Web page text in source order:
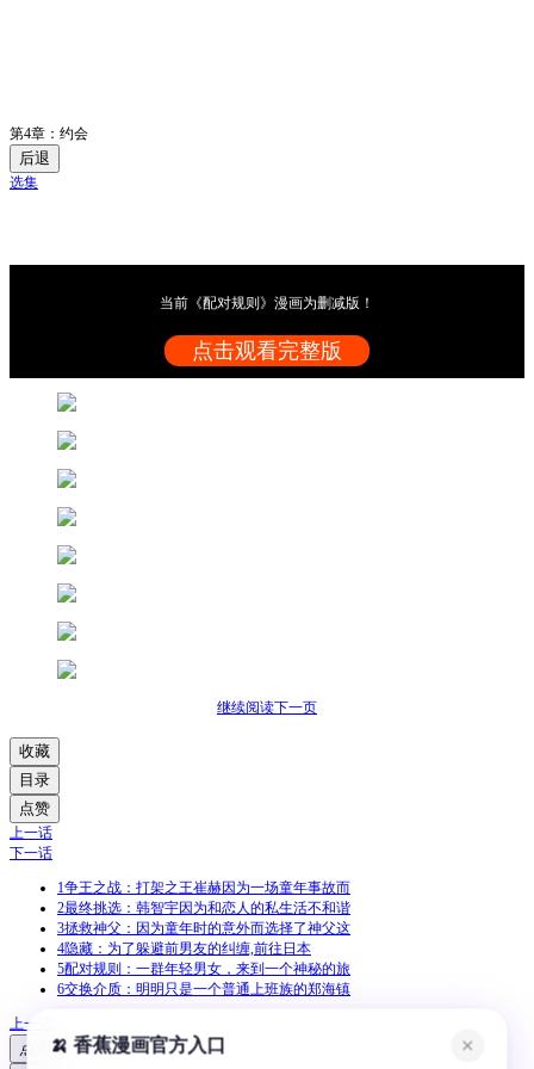
第4章：约会
后退
选集
当前《配对规则》漫画为删减版！
点击观看完整版
继续阅读下一页
收藏
目录
点赞
上一话
下一话
1争王之战：打架之王崔赫因为一场童年事故而
2最终挑选：韩智宇因为和恋人的私生活不和谐
3拯救神父：因为童年时的意外而选择了神父这
4隐藏：为了躲避前男友的纠缠,前往日本
5配对规则：一群年轻男女，来到一个神秘的旅
6交换介质：明明只是一个普通上班族的郑海镇
上一话
点赞
🍌 香蕉漫画官方入口 ✕